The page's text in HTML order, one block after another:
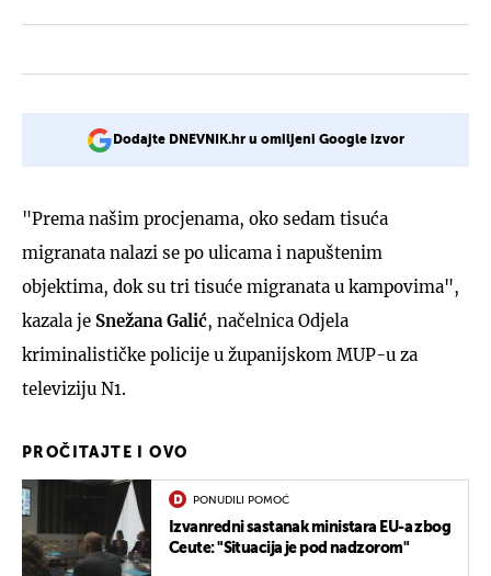
Dodajte DNEVNIK.hr u omiljeni Google izvor
"Prema našim procjenama, oko sedam tisuća
migranata nalazi se po ulicama i napuštenim
objektima, dok su tri tisuće migranata u kampovima",
kazala je Snežana Galić, načelnica Odjela
kriminalističke policije u županijskom MUP-u za
televiziju N1.
PROČITAJTE I OVO
PONUDILI POMOĆ
Izvanredni sastanak ministara EU-a zbog
Ceute: "Situacija je pod nadzorom"